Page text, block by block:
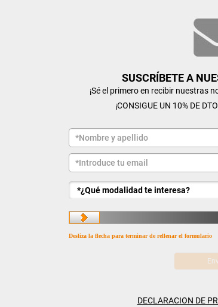
SUSCRÍBETE A
¡Sé el primero en recibir nuestras
¡CONSIGUE UN 10% DE
Desliza la flecha para terminar de rellenar el formulario
DECLARACION DE